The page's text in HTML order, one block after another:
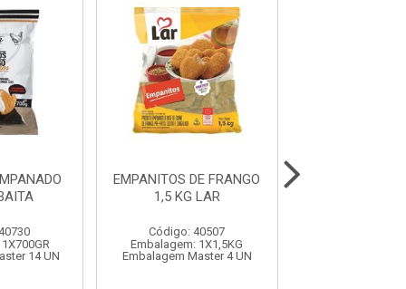
14 UN
EMPANITOS DE FRANGO
1,5 KG LAR
Código: 40507
Embalagem: 1X1,5KG
Embalagem Master 4 UN